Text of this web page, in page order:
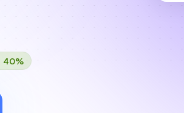
40%